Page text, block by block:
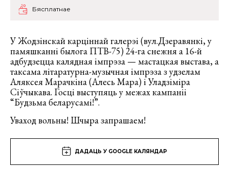
Бясплатнае
У Жодзінскай карціннай галерэі (вул.Дзеравянкі, у
памяшканні былога ПТВ-75) 24-га снежня а 16-й
адбудзецца калядная імпрэза — мастацкая выстава, а
таксама літаратурна-музычная імпрэза з удзелам
Аляксея Марачкіна (Алесь Мара) і Уладзіміра
Сіўчыкава. Госці выступяць у межах кампаніі
“Будзьма беларусамі!”.
Уваход вольны! Шчыра запрашаем!
ДАДАЦЬ У GOOGLE КАЛЯНДАР